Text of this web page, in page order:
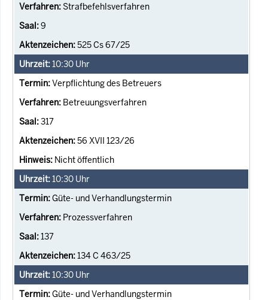
Strafbefehlsverfahren
9
525 Cs 67/25
10:30 Uhr
Verpflichtung des Betreuers
Betreuungsverfahren
317
56 XVII 123/26
Nicht öffentlich
10:30 Uhr
Güte- und Verhandlungstermin
Prozessverfahren
137
134 C 463/25
10:30 Uhr
Güte- und Verhandlungstermin